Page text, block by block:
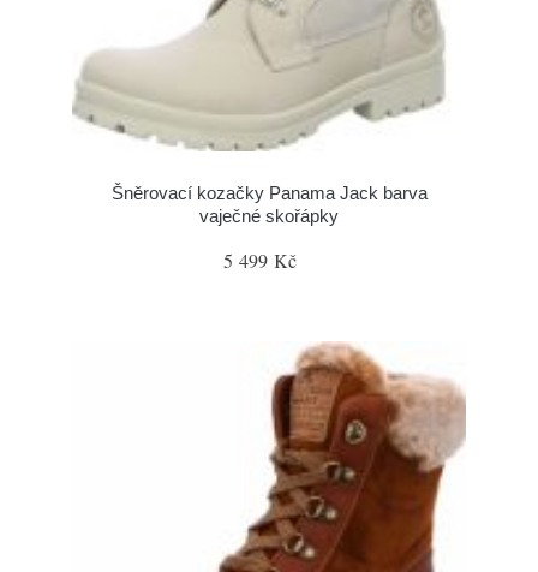
Šněrovací kozačky Panama Jack barva
vaječné skořápky
5 499 Kč